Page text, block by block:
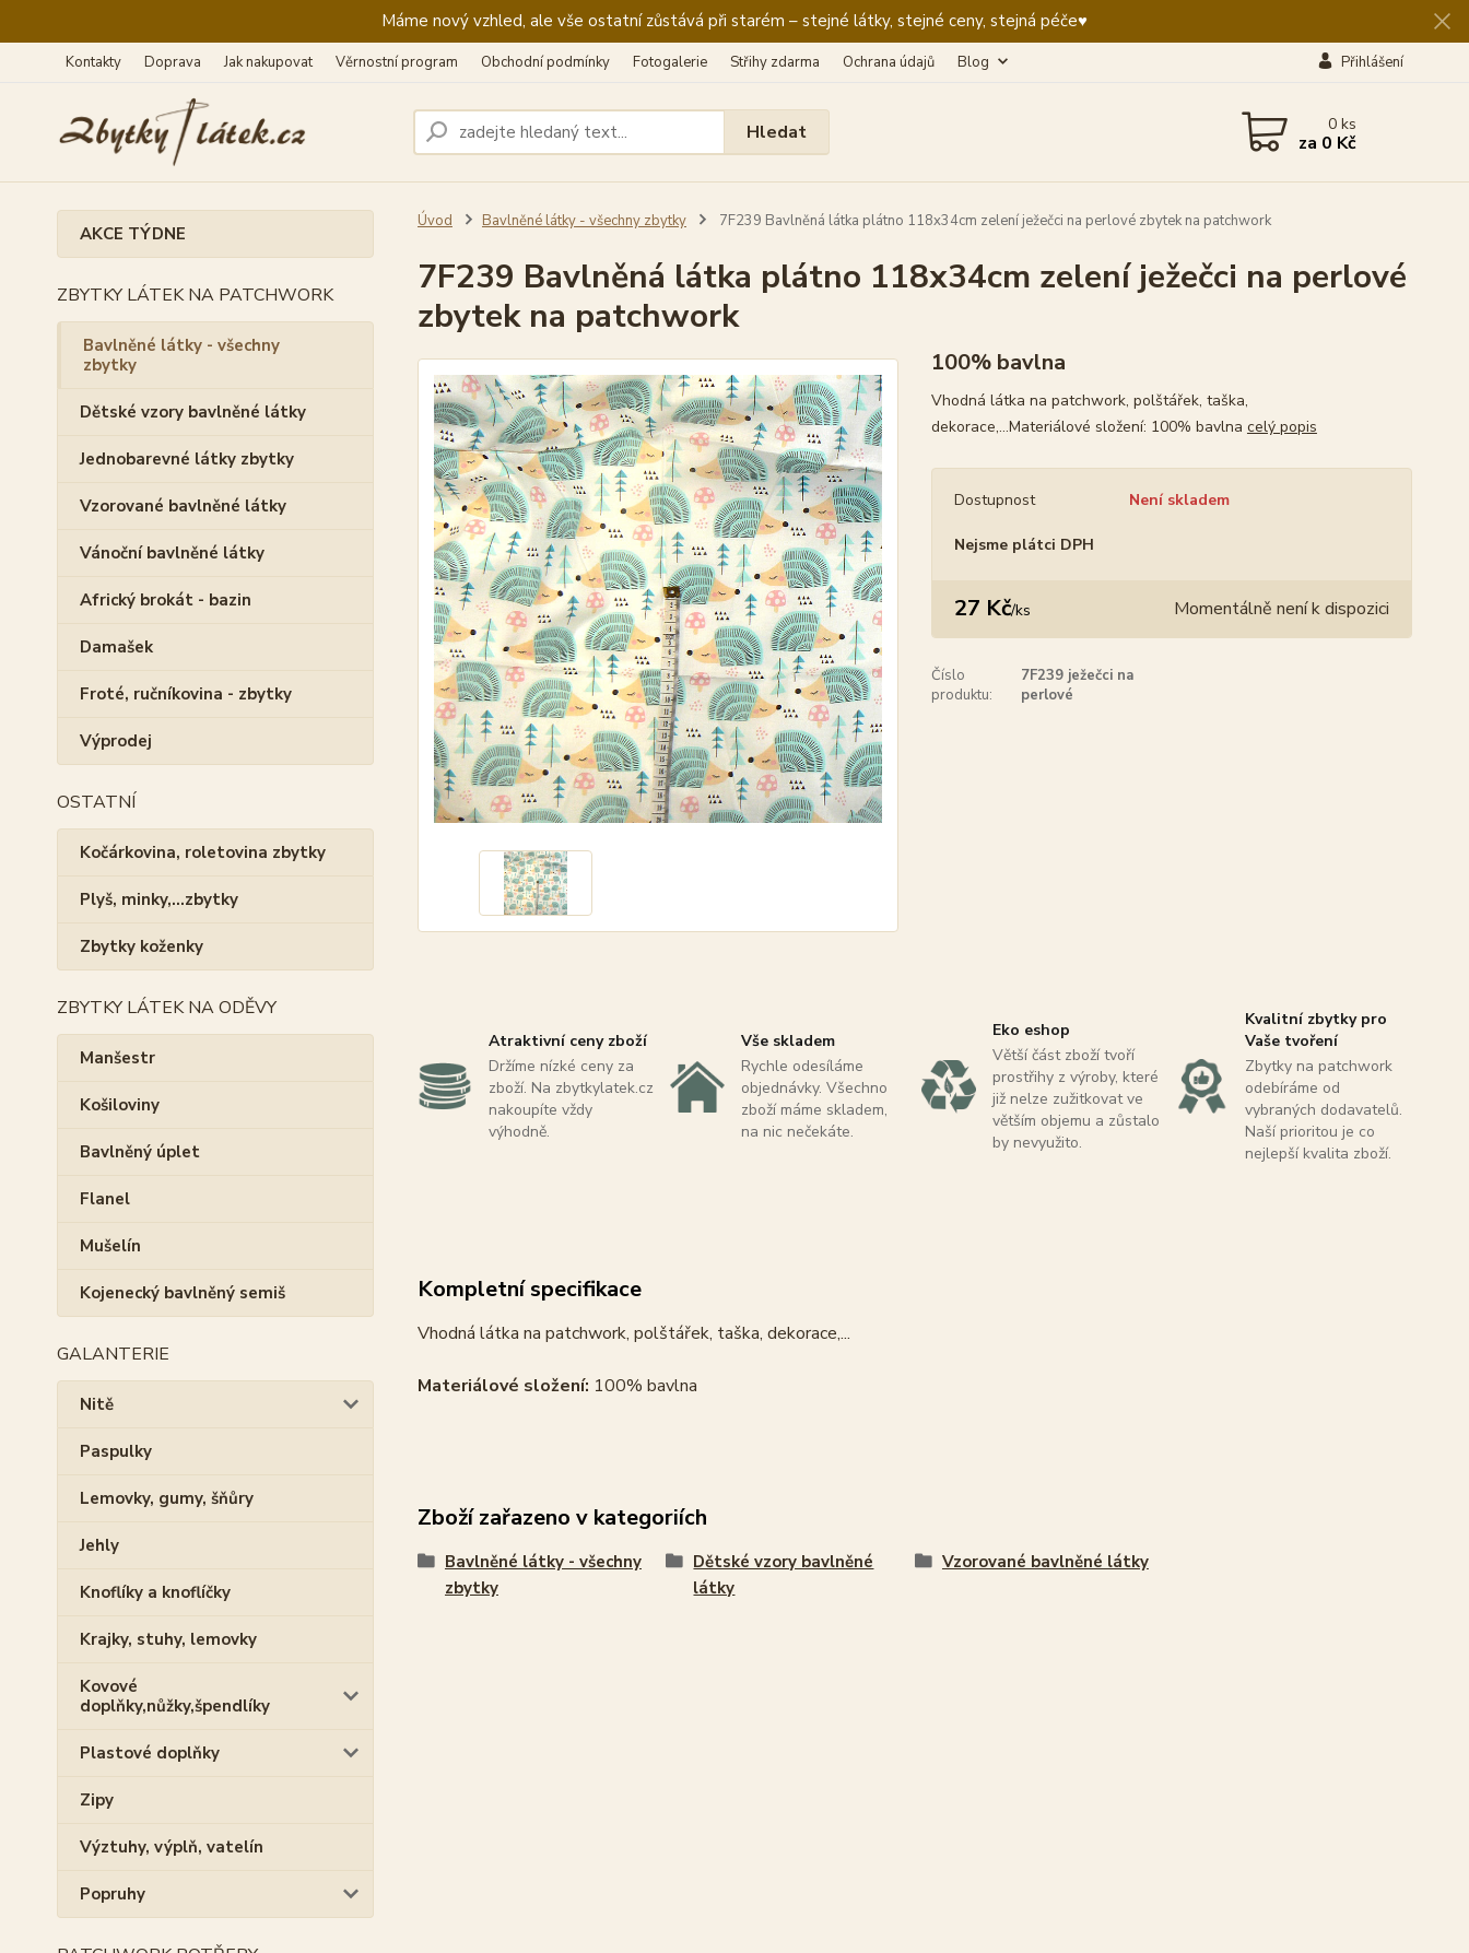
Máme nový vzhled, ale vše ostatní zůstává při starém – stejné látky, stejné ceny, stejná péče♥️
Kontakty Doprava Jak nakupovat Věrnostní program Obchodní podmínky Fotogalerie Střihy zdarma Ochrana údajů Blog Přihlášení
Hledat 0ks
za 0 Kč
AKCE TÝDNE
ZBYTKY LÁTEK NA PATCHWORK
Bavlněné látky - všechny
zbytky
Dětské vzory bavlněné látky
Jednobarevné látky zbytky
Vzorované bavlněné látky
Vánoční bavlněné látky
Africký brokát - bazin
Damašek
Froté, ručníkovina - zbytky
Výprodej
OSTATNÍ
Kočárkovina, roletovina zbytky
Plyš, minky,...zbytky
Zbytky koženky
ZBYTKY LÁTEK NA ODĚVY
Manšestr
Košiloviny
Bavlněný úplet
Flanel
Mušelín
Kojenecký bavlněný semiš
GALANTERIE
Nitě
Paspulky
Lemovky, gumy, šňůry
Jehly
Knoflíky a knoflíčky
Krajky, stuhy, lemovky
Kovové
doplňky,nůžky,špendlíky
Plastové doplňky
Zipy
Výztuhy, výplň, vatelín
Popruhy
Úvod Bavlněné látky - všechny zbytky 7F239 Bavlněná látka plátno 118x34cm zelení ježečci na perlové zbytek na patchwork
7F239 Bavlněná látka plátno 118x34cm zelení ježečci na perlové
zbytek na patchwork
100% bavlna
Vhodná látka na patchwork, polštářek, taška,
dekorace,...Materiálové složení: 100% bavlna celý popis
Dostupnost Není skladem
Nejsme plátci DPH
27 Kč/ks Momentálně není k dispozici
Číslo
produktu:
7F239 ježečci na
perlové
Atraktivní ceny zboží
Držíme nízké ceny za
zboží. Na zbytkylatek.cz
nakoupíte vždy
výhodně.
Vše skladem
Rychle odesíláme
objednávky. Všechno
zboží máme skladem,
na nic nečekáte.
Eko eshop
Větší část zboží tvoří
prostřihy z výroby, které
již nelze zužitkovat ve
větším objemu a zůstalo
by nevyužito.
Kvalitní zbytky pro
Vaše tvoření
Zbytky na patchwork
odebíráme od
vybraných dodavatelů.
Naší prioritou je co
nejlepší kvalita zboží.
Kompletní specifikace
Vhodná látka na patchwork, polštářek, taška, dekorace,...
Materiálové složení: 100% bavlna
Zboží zařazeno v kategoriích
Bavlněné látky - všechny
zbytky
Dětské vzory bavlněné
látky
Vzorované bavlněné látky